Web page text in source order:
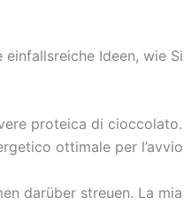
Ideen, wie
proteica di
ottimale per
darüber streuen. La